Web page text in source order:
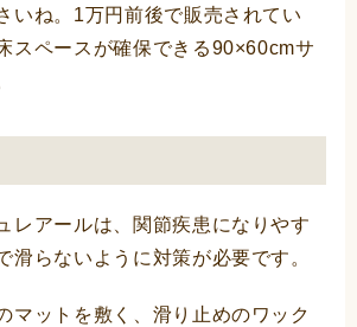
いね。1万円前後で販売されてい
スペースが確保できる90×60cmサ
レアールは、関節疾患になりやす
滑らないように対策が必要です。
マットを敷く、滑り止めのワック